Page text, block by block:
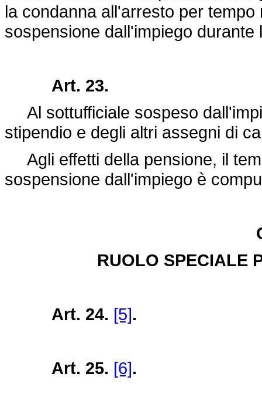
la condanna all'arresto per
sospensione dall'impiego
Art. 23.
Al sottufficiale sospeso
stipendio e degli altri assegni di
Agli effetti della pensione, il
sospensione dall'impiego è
RUOLO SPECIALE
Art. 24. [5].
Art. 25. [6].